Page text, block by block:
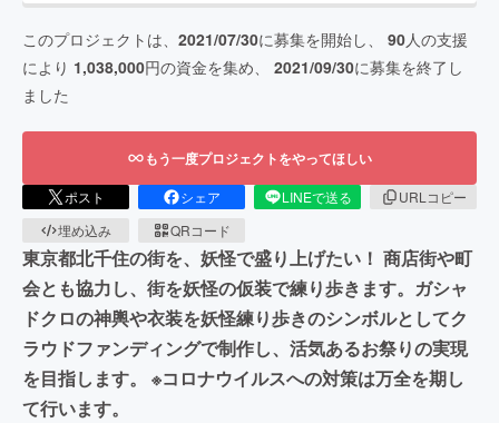
このプロジェクトは、 2021/07/30に募集を開始し、 90人の支援
により 1,038,000円の資金を集め、 2021/09/30に募集を終了し
ました
もう一度プロジェクトをやってほしい
ポスト シェア LINEで送る
URLコピー
埋め込み
QRコード
東京都北千住の街を、妖怪で盛り上げたい！ 商店街や町
会とも協力し、街を妖怪の仮装で練り歩きます。ガシャ
ドクロの神輿や衣装を妖怪練り歩きのシンボルとしてク
ラウドファンディングで制作し、活気あるお祭りの実現
を目指します。 ※コロナウイルスへの対策は万全を期し
て行います。